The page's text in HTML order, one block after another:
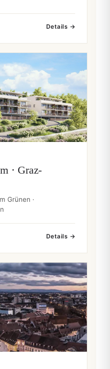
Details →
· Graz-
Grünen ·
Details →